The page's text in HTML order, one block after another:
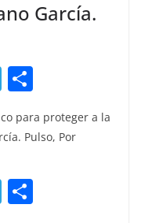
García.
T
e
a
m
m
para proteger a la
Pulso, Por
T